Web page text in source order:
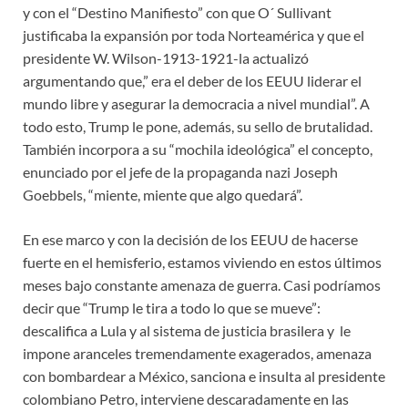
y con el “Destino Manifiesto” con que O´ Sullivant
justificaba la expansión por toda Norteamérica y que el
presidente W. Wilson-1913-1921-la actualizó
argumentando que,” era el deber de los EEUU liderar el
mundo libre y asegurar la democracia a nivel mundial”. A
todo esto, Trump le pone, además, su sello de brutalidad.
También incorpora a su “mochila ideológica” el concepto,
enunciado por el jefe de la propaganda nazi Joseph
Goebbels, “miente, miente que algo quedará”.
En ese marco y con la decisión de los EEUU de hacerse
fuerte en el hemisferio, estamos viviendo en estos últimos
meses bajo constante amenaza de guerra. Casi podríamos
decir que “Trump le tira a todo lo que se mueve”:
descalifica a Lula y al sistema de justicia brasilera y le
impone aranceles tremendamente exagerados, amenaza
con bombardear a México, sanciona e insulta al presidente
colombiano Petro, interviene descaradamente en las